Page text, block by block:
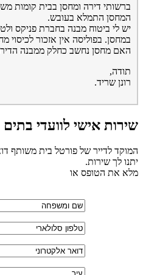
ברשותי דירה ומחסן בבית קומות
המחסן התמלא בעובש.
יש לי ביטוח מבנה בחברת פניקס
במחסן. בפוליסה אין אזכור לכיסוי
האם מחסן נחשב כחלק ממבנה
תודה,
רונן שריד.
שירות אישי לוועדי
המוקד לדייר של פורטל בית משותף
יתנו לך שירות.
מלא את הטופס או